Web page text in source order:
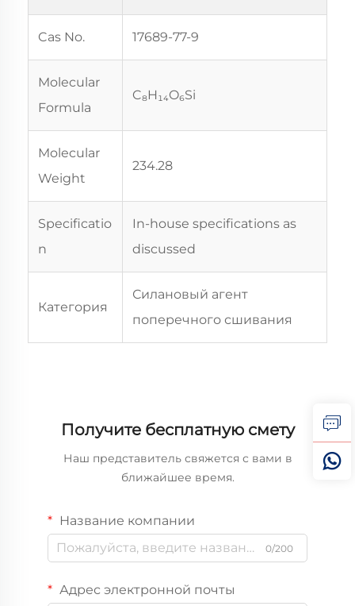
Cas No. 17689-77-9
Molecular
Formula
C₈H₁₄O₆Si
Molecular
Weight
234.28
Specificatio
n
In-house specifications as
discussed
Категория
Силановый агент
поперечного сшивания
Получите бесплатную смету
Наш представитель свяжется с вами в
ближайшее время.
Название компании
0/200
Адрес электронной почты